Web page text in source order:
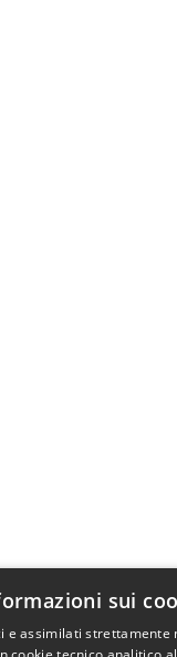
sui
e assimilati